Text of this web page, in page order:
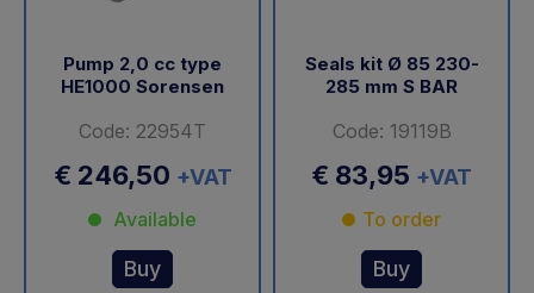
Pump 2,0 cc type
HE1000 Sorensen
Code: 22954T
€ 246,50 +VAT
Available
Buy
Seals kit Ø 85 230-
285 mm S BAR
Code: 19119B
€ 83,95 +VAT
To order
Buy